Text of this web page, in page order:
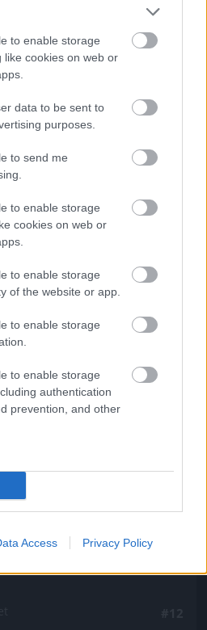
to enable storage
like cookies on web or
data to be sent to
purposes.
to send me
to enable storage
cookies on web or
to enable storage
of the website or app.
to enable storage
to enable storage
authentication
prevention, and other
Access Privacy Policy
Machina c. film miatt is, és
Lara Croft - nyilván
hanem azért is,
Images Hungary
kép!
Világ-szereplőről, úgy VV
senki, még véletlenül
szóban róla is